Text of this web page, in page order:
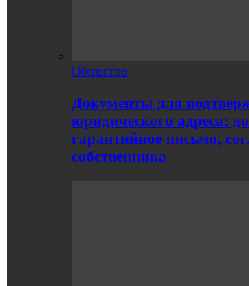
Общество
Документы для
юридического адреса:
гарантийное письмо,
собственника